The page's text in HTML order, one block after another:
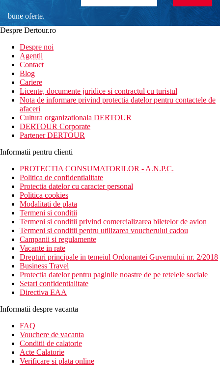
bune oferte.
newsletter!
Despre Dertour.ro
Despre noi
Agentii
Contact
Blog
Cariere
Licente, documente juridice si contractul cu turistul
Nota de informare privind protectia datelor pentru contactele de
afaceri
Cultura organizationala DERTOUR
DERTOUR Corporate
Partener DERTOUR
Informatii pentru clienti
PROTECTIA CONSUMATORILOR - A.N.P.C.
Politica de confidentialitate
Protectia datelor cu caracter personal
Politica cookies
Modalitati de plata
Termeni si conditii
Termeni si conditii privind comercializarea biletelor de avion
Termeni si conditii pentru utilizarea voucherului cadou
Campanii si regulamente
Vacante in rate
Drepturi principale in temeiul Ordonantei Guvernului nr. 2/2018
Business Travel
Protectia datelor pentru paginile noastre de pe retelele sociale
Setari confidentialitate
Directiva EAA
Informatii despre vacanta
FAQ
Vouchere de vacanta
Conditii de calatorie
Acte Calatorie
Verificare si plata online